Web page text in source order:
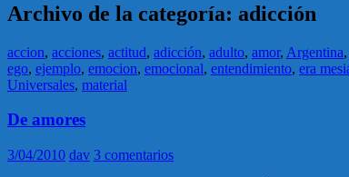
Archivo de la categoría: adicción
accion, acciones, actitud, adicción, adulto, amor, Argentina,
ego, ejemplo, emocion, emocional, entendimiento, era
Universales, material
De amores
3/04/2010 dav 3 comentarios